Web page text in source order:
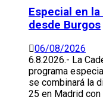
Especial en
desde Burgos
06/08/2026
6.8.2026.- La
programa
se combinará la
25 en Madrid